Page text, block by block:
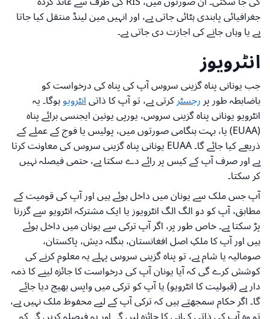
جغرافیائی پابندی ہٹائی جاتی ہے، اور انہیں مین لینڈ منتقل کیا جاتا
ہے یا وہاں جانے کی اجازت دی جاتی ہے۔
انٹرویوز
جب یونانی پناہ گزینی سروس آپ کی پناہ کی درخواست کو
باضابطہ طور پررجسٹرکرتی ہے، تو آپ کا ذاتیانٹرویوہوگا۔ یہ
انٹرویو یونانی پناہ گزینی سروس، یورپی یونین ایجنسی برائے پناہ
(EUAA) یا، بہت ہنگامی صورتوں میں، پولیس یا فوج کے عملے کے
ذریعے کیا جائے گا۔ EUAA یونانی پناہ گزینی سروس کی معاونت کرتا
ہے اور صرف آپ کے کیس پر رائے دے سکتا ہے، حتمی فیصلہ نہیں
کر سکتا۔
آپ جس ملک سے یونان میں داخل ہوئے ہیں اور آپ کی قومیت کے
مطابق، آپ کو دو الگ الگ انٹرویوز یا ایک مشترکہ انٹرویو سے گزرنا
پڑ سکتا ہے۔ خاص طور پر، اگر آپ ترکی سے یونان میں داخل ہوئے
ہیں اور آپ کا ملکِ اصل افغانستان، بنگلہ دیش، پاکستان،
صومالیہ یا شام ہے، تو پناہ گزینی سروس پہلے یہ معلوم کرنے کی
کوشش کرے گی کہ آیا یونان آپ کی درخواست کا جائزہ لینے کا ذمہ
دار ہے (قبولیت کا انٹرویو) یا آپ کو ترکی میں واپس بھیج دیا جائے
گا۔ اگر حکام سمجھتے ہیں کہ ترکی آپ کے لیے محفوظ ملک نہیں ہے،